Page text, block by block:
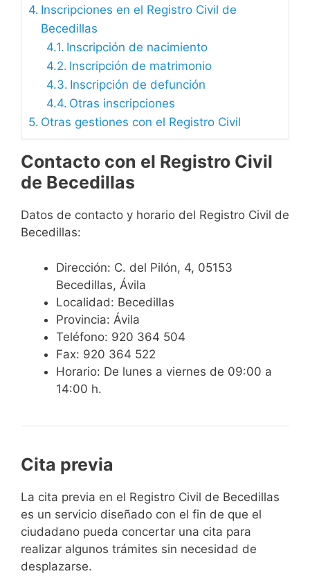
Inscripciones en el Registro Civil de
Becedillas
Inscripción de nacimiento
Inscripción de matrimonio
Inscripción de defunción
Otras inscripciones
Otras gestiones con el Registro Civil
Contacto con el Registro Civil
de Becedillas
Datos de contacto y horario del Registro Civil de
Becedillas:
Dirección: C. del Pilón, 4, 05153
Becedillas, Ávila
Localidad: Becedillas
Provincia: Ávila
Teléfono: 920 364 504
Fax: 920 364 522
Horario: De lunes a viernes de 09:00 a
14:00 h.
Cita previa
​​​​​​​​​​​​​​​​​​​​​​​​​​​​La cita previa en el Registro Civil de Becedillas
es un servicio diseñado con el fin de que el
ciudadano pueda concertar una cita para
realizar algunos trámites sin necesidad de
desplazarse.​